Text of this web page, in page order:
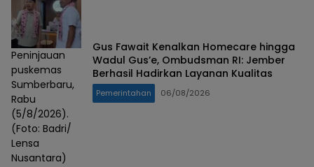
Peninjauan
puskemas
Sumberbaru,
Rabu
(5/8/2026).
(Foto: Badri/
Lensa
Nusantara)
Gus Fawait Kenalkan Homecare hingga
Wadul Gus’e, Ombudsman RI: Jember
Berhasil Hadirkan Layanan Kualitas
Pemerintahan 06/08/2026